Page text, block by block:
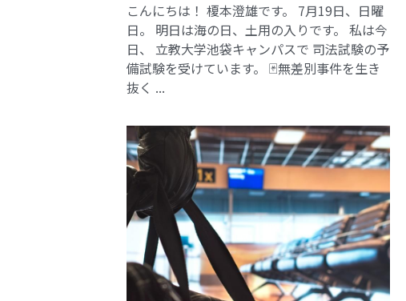
こんにちは！ 榎本澄雄です。 7月19日、日曜
日。 明日は海の日、土用の入りです。 私は今
日、 立教大学池袋キャンパスで 司法試験の予
備試験を受けています。 🃏無差別事件を生き
抜く ...